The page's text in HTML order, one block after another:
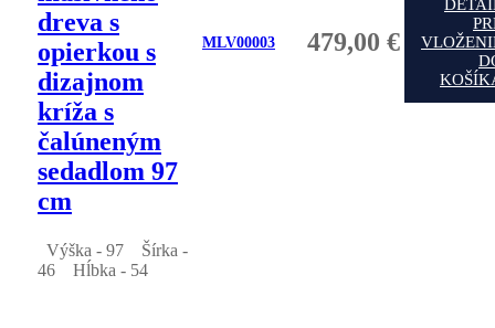
dreva s
opierkou s
dizajnom
kríža s
čalúneným
sedadlom 97
cm
Výška - 97
Šírka -
46
Hĺbka - 54
MLV00003 479,00 €